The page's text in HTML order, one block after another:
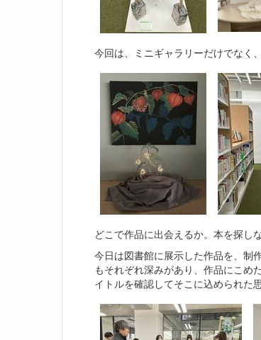
今回は、ミニギャラリーだけでなく
どこで作品に出会えるか。本を探し
今日は図書館に展示した作品を、制
もそれぞれ深みがあり、作品にこめ
イトルを確認してそこに込められた